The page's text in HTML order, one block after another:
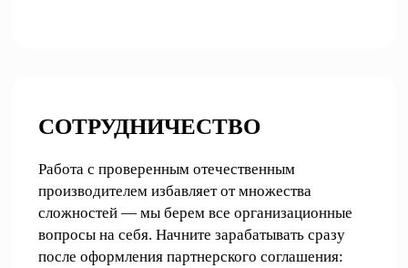
СОТРУДНИЧЕСТВО
Работа с проверенным отечественным
производителем избавляет от множества
сложностей — мы берем все организационные
вопросы на себя. Начните зарабатывать сразу
после оформления партнерского соглашения: